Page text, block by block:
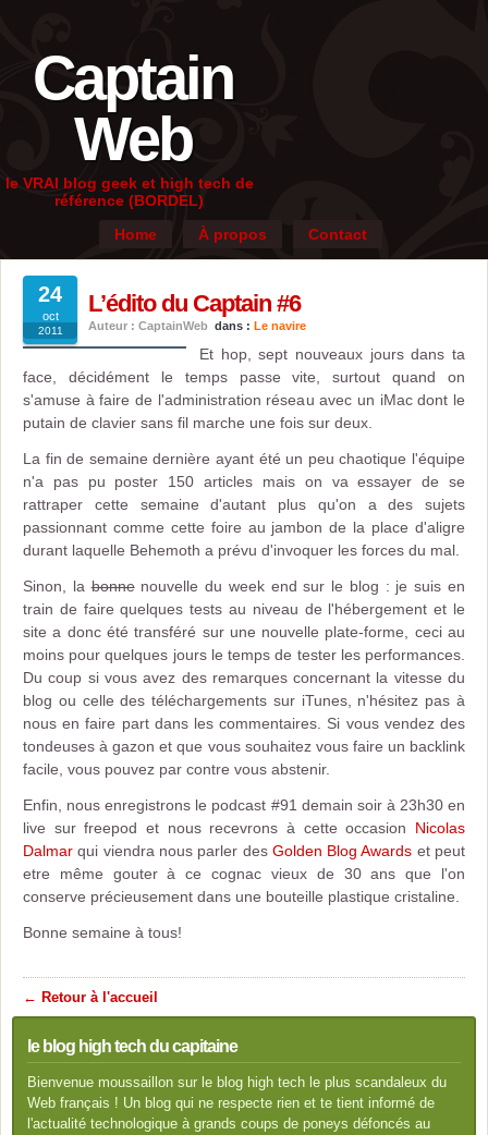
Captain
Web
le VRAI blog geek et high tech de
référence (BORDEL)
Home
À propos Contact
24
oct
2011
L’édito du Captain #6
Auteur : CaptainWeb dans : Le navire
Et hop, sept nouveaux jours dans ta
face, décidément le temps passe vite, surtout quand on
s'amuse à faire de l'administration réseau avec un iMac dont le
putain de clavier sans fil marche une fois sur deux.
La fin de semaine dernière ayant été un peu chaotique l'équipe
n'a pas pu poster 150 articles mais on va essayer de se
rattraper cette semaine d'autant plus qu'on a des sujets
passionnant comme cette foire au jambon de la place d'aligre
durant laquelle Behemoth a prévu d'invoquer les forces du mal.
Sinon, labonnenouvelle du week end sur le blog : je suis en
train de faire quelques tests au niveau de l'hébergement et le
site a donc été transféré sur une nouvelle plate-forme, ceci au
moins pour quelques jours le temps de tester les performances.
Du coup si vous avez des remarques concernant la vitesse du
blog ou celle des téléchargements sur iTunes, n'hésitez pas à
nous en faire part dans les commentaires. Si vous vendez des
tondeuses à gazon et que vous souhaitez vous faire un backlink
facile, vous pouvez par contre vous abstenir.
Enfin, nous enregistrons le podcast #91 demain soir à 23h30 en
live sur freepod et nous recevrons à cette occasion Nicolas
Dalmar qui viendra nous parler des Golden Blog Awards et peut
etre même gouter à ce cognac vieux de 30 ans que l'on
conserve précieusement dans une bouteille plastique cristaline.
Bonne semaine à tous!
← Retour à l'accueil
le blog high tech du capitaine
Bienvenue moussaillon sur le blog high tech le plus scandaleux du
Web français ! Un blog qui ne respecte rien et te tient informé de
l'actualité technologique à grands coups de poneys défoncés au